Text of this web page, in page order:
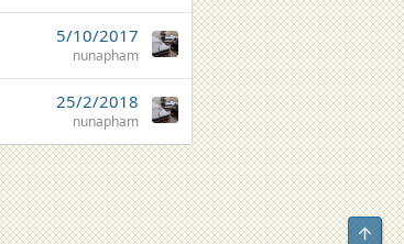
5/10/2017
nunapham
25/2/2018
nunapham
Top